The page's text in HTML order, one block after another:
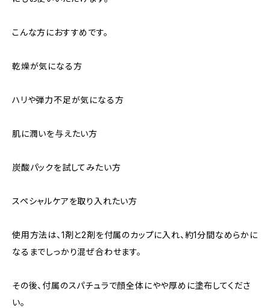
こんな方におすすめです。
乾燥が気になる方
ハリや弾力不足が気になる方
肌に潤いを与えたい方
炭酸パックを試してみたい方
スペシャルケアを取り入れたい方
使用方法は、1剤と2剤を付属のカップに入れ、約1分間なめらかに
なるまでしっかり混ぜ合わせます。
その後、付属のスパチュラで顔全体にやや厚めに塗布してくださ
い。